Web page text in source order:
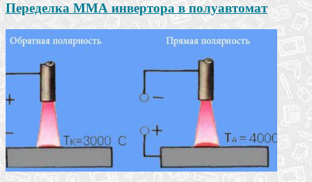
Переделка ММА инвертора в полуавтомат